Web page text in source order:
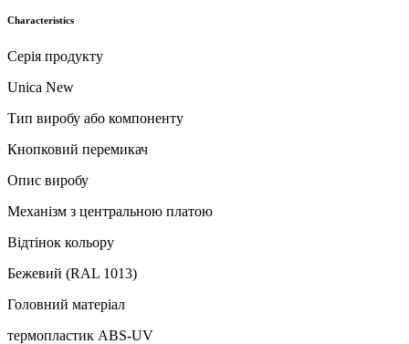
Characteristics
Серія продукту
Unica New
Тип виробу або компоненту
Кнопковий перемикач
Опис виробу
Механізм з центральною платою
Відтінок кольору
Бежевий (RAL 1013)
Головний матеріал
термопластик ABS-UV